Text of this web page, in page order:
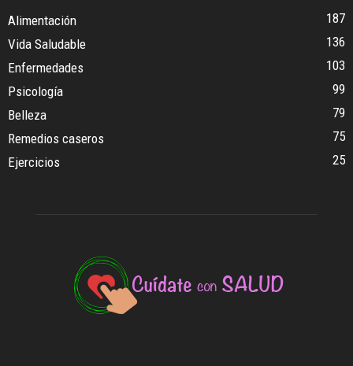
Alimentación
187
Vida Saludable
136
Enfermedades
103
Psicología
99
Belleza
79
Remedios caseros
75
Ejercicios
25